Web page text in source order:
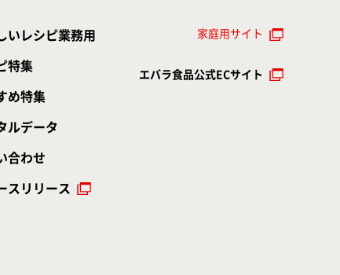
いレシピ業務用
特集
め特集
ルデータ
合わせ
スリリース
家庭用サイト
エバラ食品公式ECサイト